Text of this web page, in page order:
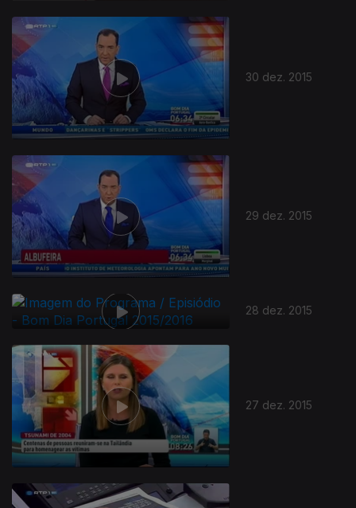
30 dez. 2015
29 dez. 2015
28 dez. 2015
27 dez. 2015